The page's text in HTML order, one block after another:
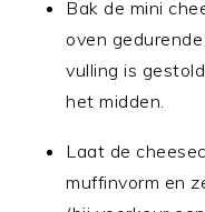
Bak de mini
oven
vulling is
het midden.
Laat de
muffinvorm en